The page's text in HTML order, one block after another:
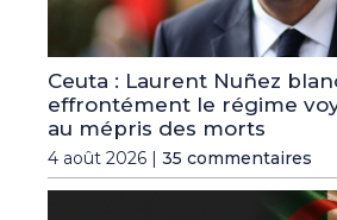
Ceuta : Laurent Nuñez
effrontément le régime
au mépris des morts
4 août 2026 | 35 commentaires